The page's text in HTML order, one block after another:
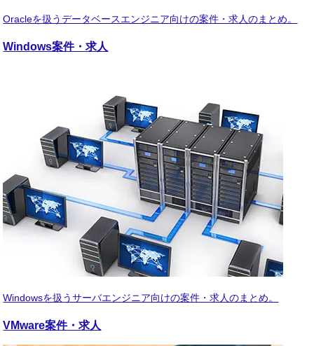
Oracleを扱うデータベースエンジニア向けの案件・求人のまとめ。
Windows案件・求人
Windowsを扱うサーバエンジニア向けの案件・求人のまとめ。
VMware案件・求人